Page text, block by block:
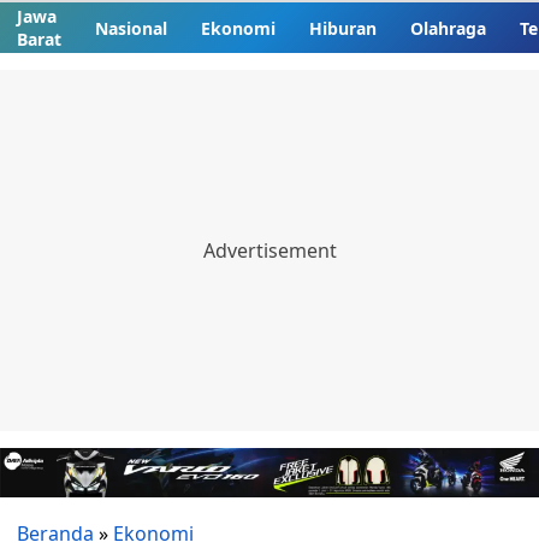
Jawa
Barat
Nasional Ekonomi Hiburan Olahraga
Beranda » Ekonomi